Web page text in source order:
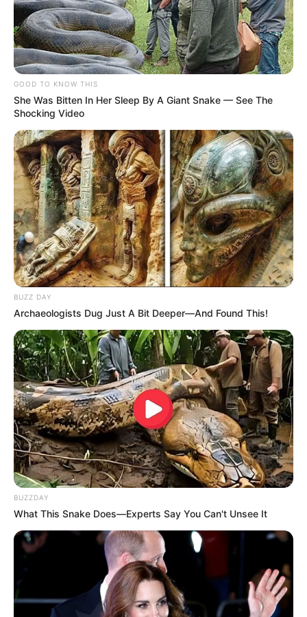
A decisão pode alterar regras sobre contribuição, tempo
mínimo de serviço e aposentadorias especiais, com impacto direto
para trabalhadores do INSS e servidores públicos.
📰Julgamento previsto para dezembro
O STF se prepara para analisar,em dezembro de 2025, uma
série deAções Diretas de Inconstitucionalidade
questionam trechos da Emenda Constitucional nº 103/2019,
conhecida como Reforma da Previdência.
Entre os pontos emdebate estão regras de contribuição, tempo
mínimo de serviço eAposentadorias Especiais. A decisão pode
redefinir parâmetros de aposentadorias e pensões tanto para
trabalhadores do INSS quanto para servidores públicos.
-ad3
🏛️Contexto da Reforma de 2019
Reforma da Previdência foi aprovada em 2019com o objetivo
de garantirsustentabilidade fiscale equilíbrio das contas
públicas.Ela estabeleceu idade mínimapara Aposentadoria,
alterou cálculos de benefícios e restringiu direitos como
aposentadoria especial.
Agora, com o julgamento no STF , há possibilidade de revisão
valorização dos trabalhadores.
Exame com cera de ouvido identifica câncer
✳️Técnica contra câncer de mama atinge 100%...
GOOD TO KNOW THIS
She Was Bitten In Her Sleep By A Giant Snake — See The
Shocking Video
BUZZ DAY
Archaeologists Dug Just A Bit Deeper—And Found This!
BUZZDAY
What This Snake Does—Experts Say You Can't Unsee It